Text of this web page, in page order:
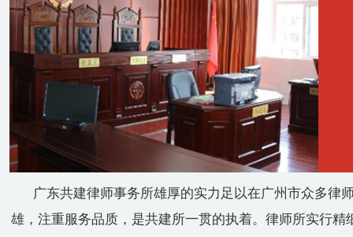
广东共建律师事务所雄厚的实力足以在广州市众多律
雄，注重服务品质，是共建所一贯的执着。律师所实行精